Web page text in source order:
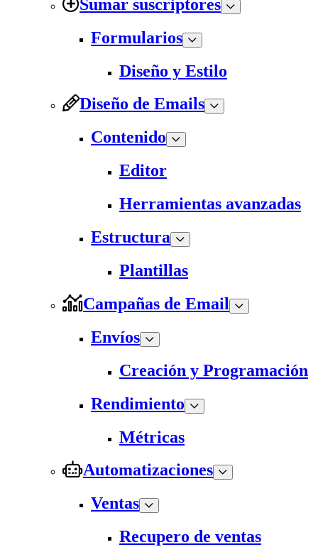
Sumar suscriptores
Formularios
Diseño y Estilo
Diseño de Emails
Contenido
Editor
Herramientas avanzadas
Estructura
Plantillas
Campañas de Email
Envíos
Creación y Programación
Rendimiento
Métricas
Automatizaciones
Ventas
Recupero de ventas